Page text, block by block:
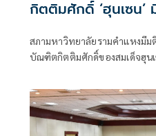
กิตติมศักดิ์ ‘ฮุนเซน’
สภามหาวิทยาลัยรามคำแหงมี
บัณฑิตกิตติมศักดิ์ของสมเด็จฮุ
เจตนารมณ์การมอบปริญญากิต